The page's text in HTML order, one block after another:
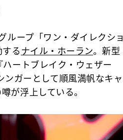
ープ「ワン・ダイレクショ
るナイル・ホーラン。新型
ートブレイク・ウェザー
ンガーとして順風満帆なキャ
が浮上している。